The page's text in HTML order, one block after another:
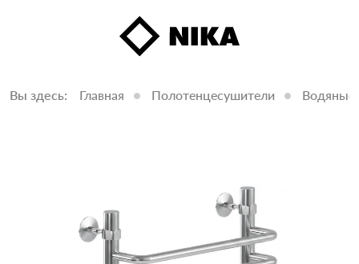
Вы здесь: Главная Полотенцесушители Водяные